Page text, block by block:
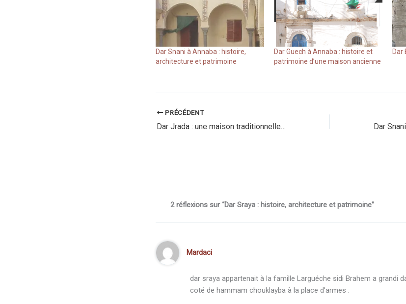
Dar Snani à Annaba : histoire,
architecture et patrimoine
Dar Guech à Annaba : histoire et
patrimoine d’une maison ancienne
Dar
PRÉCÉDENT
Dar Jrada : une maison traditionnelle de la médina d’Annaba
2 réflexions sur “Dar Sraya : histoire, architecture et patrimoine”
Mardaci
dar sraya appartenait à la famille Larguéche sidi Brahem a grandi
coté de hammam chouklayba à la place d’armes .